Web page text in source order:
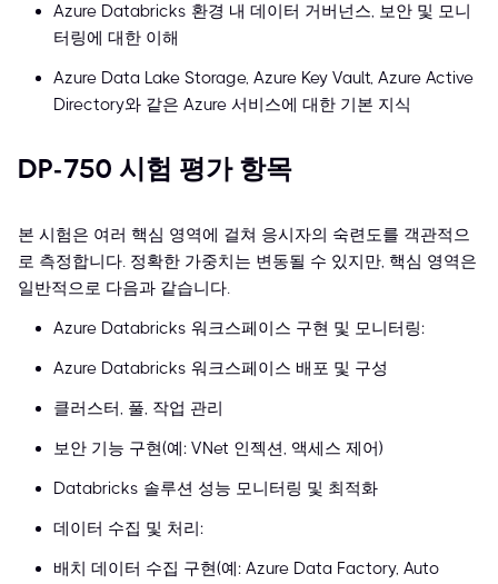
Azure Databricks 환경 내 데이터 거버넌스, 보안 및 모니
터링에 대한 이해
Azure Data Lake Storage, Azure Key Vault, Azure Active
Directory와 같은 Azure 서비스에 대한 기본 지식
DP-750 시험 평가 항목
본 시험은 여러 핵심 영역에 걸쳐 응시자의 숙련도를 객관적으
로 측정합니다. 정확한 가중치는 변동될 수 있지만, 핵심 영역은
일반적으로 다음과 같습니다.
Azure Databricks 워크스페이스 구현 및 모니터링:
Azure Databricks 워크스페이스 배포 및 구성
클러스터, 풀, 작업 관리
보안 기능 구현(예: VNet 인젝션, 액세스 제어)
Databricks 솔루션 성능 모니터링 및 최적화
데이터 수집 및 처리:
배치 데이터 수집 구현(예: Azure Data Factory, Auto